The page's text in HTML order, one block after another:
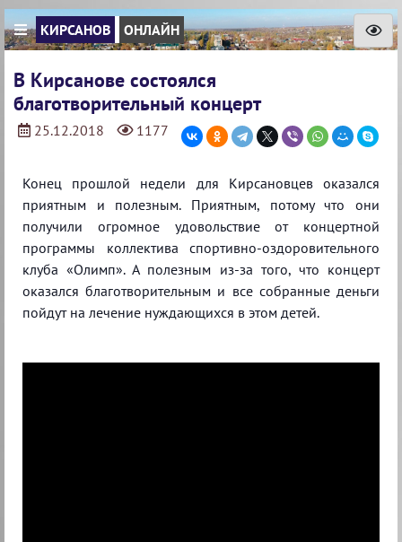
КИРСАНОВ ОНЛАЙН
В Кирсанове состоялся
благотворительный концерт
25.12.2018 1177
Конец прошлой недели для Кирсановцев оказался
приятным и полезным. Приятным, потому что они
получили огромное удовольствие от концертной
программы коллектива спортивно-оздоровительного
клуба «Олимп». А полезным из-за того, что концерт
оказался благотворительным и все собранные деньги
пойдут на лечение нуждающихся в этом детей.